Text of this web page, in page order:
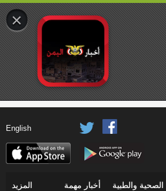
English
الصحية والطبية أخبار مهمة المزيد
×